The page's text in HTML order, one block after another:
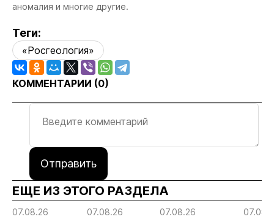
аномалия и многие другие.
Теги:
«Росгеология»
КОММЕНТАРИИ (0)
Отправить
ЕЩЕ ИЗ ЭТОГО РАЗДЕЛА
07.08.26 07.08.26 07.08.26